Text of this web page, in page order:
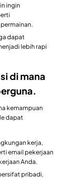
ingin
dapat
lebih rapi
di mana
kemampuan
dapat
kerja,
email pekerjaan
Anda.
pribadi,